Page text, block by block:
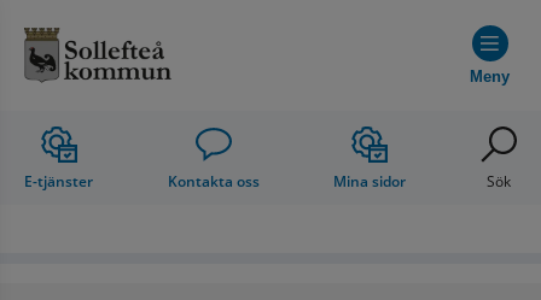
Meny
E-tjänster Kontakta oss Mina sidor Sök